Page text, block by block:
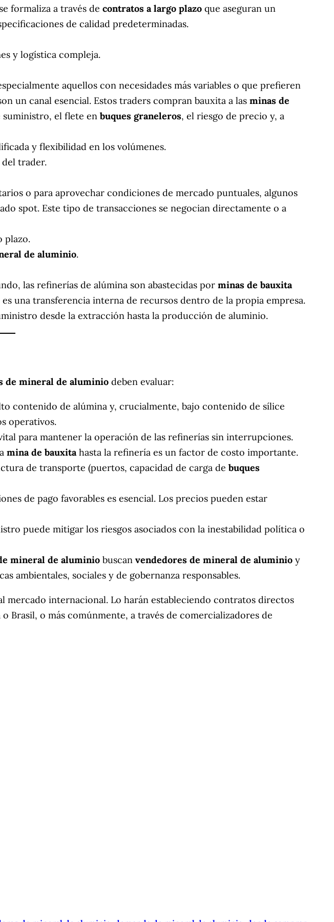
formaliza a través de contratos a largo plazo que aseguran un
de calidad predeterminadas.
y logística compleja.
aquellos con necesidades más variables o que prefieren
un canal esencial. Estos traders compran bauxita a las minas de
suministro, el flete en buques graneleros, el riesgo de precio y, a
y flexibilidad en los volúmenes.
trader.
o para aprovechar condiciones de mercado puntuales, algunos
spot. Este tipo de transacciones se negocian directamente o a
plazo.
de aluminio.
las refinerías de alúmina son abastecidas por minas de bauxita
una transferencia interna de recursos dentro de la propia empresa.
desde la extracción hasta la producción de aluminio.
de mineral de aluminio deben evaluar:
contenido de alúmina y, crucialmente, bajo contenido de sílice
operativos.
para mantener la operación de las refinerías sin interrupciones.
mina de bauxitahasta la refinería es un factor de costo importante.
de transporte (puertos, capacidad de carga de buques
de pago favorables es esencial. Los precios pueden estar
puede mitigar los riesgos asociados con la inestabilidad política o
mineral de aluminio buscan vendedores de mineral de aluminio y
ambientales, sociales y de gobernanza responsables.
mercado internacional. Lo harán estableciendo contratos directos
Brasil, o más comúnmente, a través de comercializadores de